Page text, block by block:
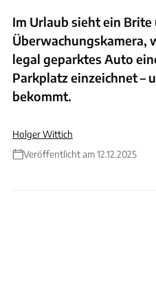
Im Urlaub sieht ein Brite
Überwachungskamera,
legal geparktes Auto
Parkplatz einzeichnet –
bekommt.
Holger Wittich
Veröffentlicht am 12.12.2025